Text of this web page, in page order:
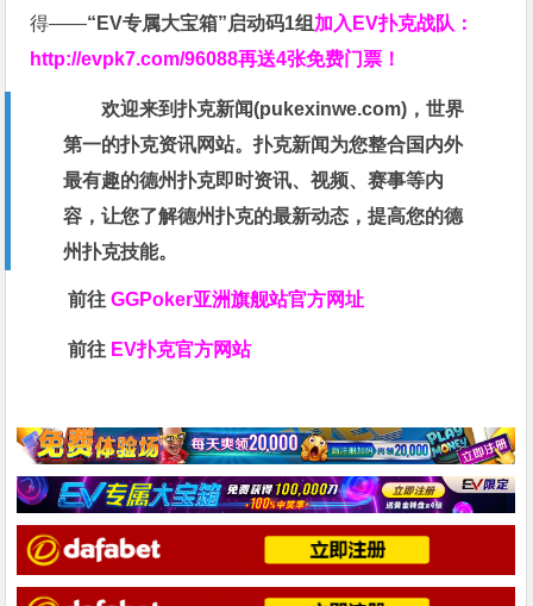
得——“EV专属大宝箱”启动码1组 加入EV扑克战队：
http://evpk7.com/96088再送4张免费门票！
欢迎来到扑克新闻(pukexinwe.com)，世界
第一的扑克资讯网站。扑克新闻为您整合国内外
最有趣的德州扑克即时资讯、视频、赛事等内
容，让您了解德州扑克的最新动态，提高您的德
州扑克技能。
前往GGPoker亚洲旗舰站官方网址
前往 EV扑克官方网站